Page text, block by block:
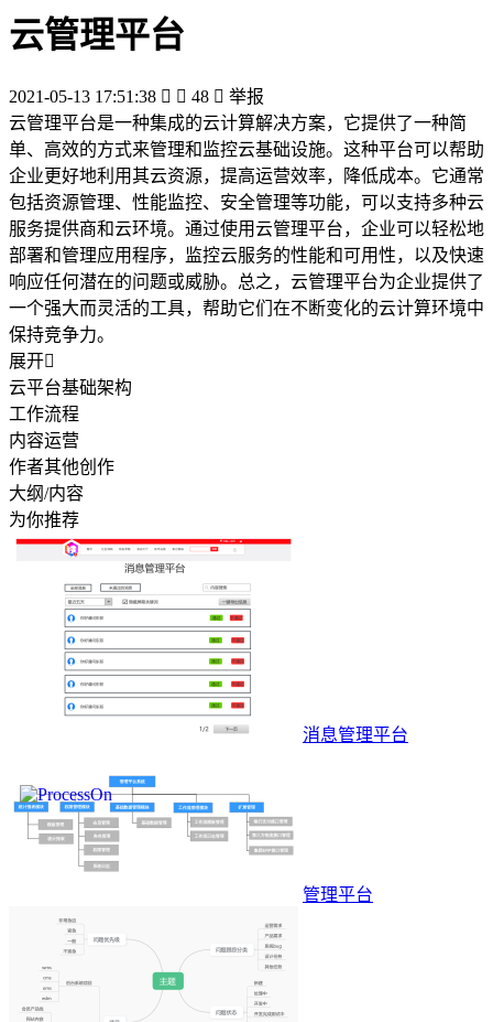
云管理平台
2021-05-13 17:51:38   48  举报
云管理平台是一种集成的云计算解决方案，它提供了一种简
单、高效的方式来管理和监控云基础设施。这种平台可以帮助
企业更好地利用其云资源，提高运营效率，降低成本。它通常
包括资源管理、性能监控、安全管理等功能，可以支持多种云
服务提供商和云环境。通过使用云管理平台，企业可以轻松地
部署和管理应用程序，监控云服务的性能和可用性，以及快速
响应任何潜在的问题或威胁。总之，云管理平台为企业提供了
一个强大而灵活的工具，帮助它们在不断变化的云计算环境中
保持竞争力。
展开
云平台基础架构
工作流程
内容运营
作者其他创作
大纲/内容
为你推荐
消息管理平台
管理平台